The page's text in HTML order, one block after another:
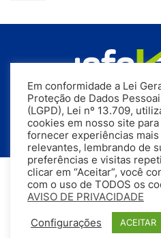
Todos os direitos
Em conformidade a Lei
Proteção de Dados
(LGPD), Lei nº 13.709,
cookies em nosso site para
fornecer experiências mais
relevantes, lembrando de
preferências e visitas
clicar em “Aceitar”, você
com o uso de TODOS os
AVISO DE PRIVACIDADE
Configurações ACEITAR